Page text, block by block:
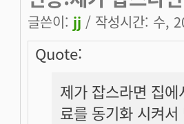
글쓴이: jj / 작성시간: 수,
Quote:
제가 잡스라면 집
료를 동기화 시켜